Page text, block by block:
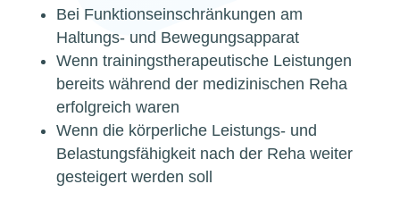
Bei Funktionseinschränkungen am
Haltungs- und Bewegungsapparat
Wenn trainingstherapeutische Leistungen
bereits während der medizinischen Reha
erfolgreich waren
Wenn die körperliche Leistungs- und
Belastungsfähigkeit nach der Reha weiter
gesteigert werden soll